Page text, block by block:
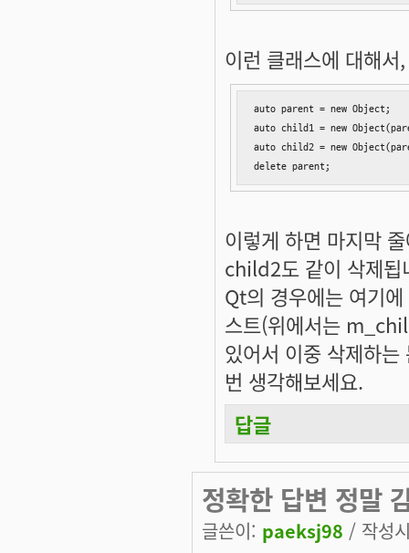
이런 클래스에 대해서,
auto parent = new Object;
auto child1 = new
auto child2 = new
delete parent;
이렇게 하면 마지막
child2도 같이 삭제됩
Qt의 경우에는 여기
스트(위에서는
있어서 이중 삭제하
번 생각해보세요.
답글
정확한 답변 정말
글쓴이: paeksj98 / 작성